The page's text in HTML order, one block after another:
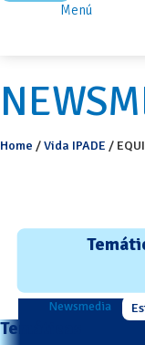
Menú
Home /Vida IPADE /
Newsmedia
Temáticas